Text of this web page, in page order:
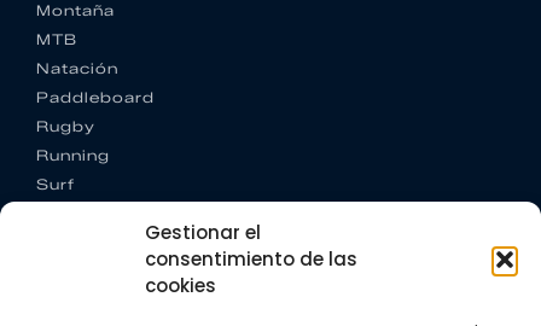
Gestionar el
consentimiento de las
cookies
Montaña
MTB
Natación
Paddleboard
Rugby
Running
Surf
CONTACTO